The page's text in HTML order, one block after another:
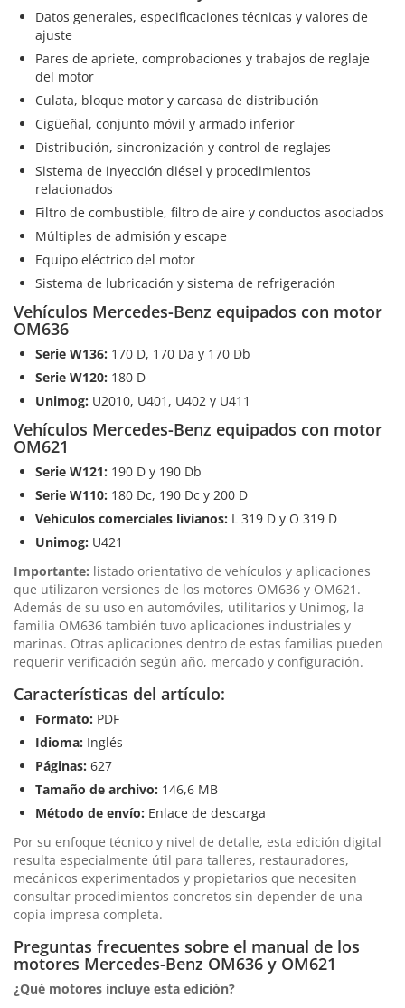
Datos generales, especificaciones técnicas y valores de
ajuste
Pares de apriete, comprobaciones y trabajos de reglaje
del motor
Culata, bloque motor y carcasa de distribución
Cigüeñal, conjunto móvil y armado inferior
Distribución, sincronización y control de reglajes
Sistema de inyección diésel y procedimientos
relacionados
Filtro de combustible, filtro de aire y conductos asociados
Múltiples de admisión y escape
Equipo eléctrico del motor
Sistema de lubricación y sistema de refrigeración
Vehículos Mercedes-Benz equipados con motor
OM636
Serie W136: 170 D, 170 Da y 170 Db
Serie W120: 180 D
Unimog: U2010, U401, U402 y U411
Vehículos Mercedes-Benz equipados con motor
OM621
Serie W121: 190 D y 190 Db
Serie W110: 180 Dc, 190 Dc y 200 D
Vehículos comerciales livianos: L 319 D y O 319 D
Unimog: U421
Importante: listado orientativo de vehículos y aplicaciones
que utilizaron versiones de los motores OM636 y OM621.
Además de su uso en automóviles, utilitarios y Unimog, la
familia OM636 también tuvo aplicaciones industriales y
marinas. Otras aplicaciones dentro de estas familias pueden
requerir verificación según año, mercado y configuración.
Características del artículo:
Formato: PDF
Idioma: Inglés
Páginas: 627
Tamaño de archivo: 146,6 MB
Método de envío: Enlace de descarga
Por su enfoque técnico y nivel de detalle, esta edición digital
resulta especialmente útil para talleres, restauradores,
mecánicos experimentados y propietarios que necesiten
consultar procedimientos concretos sin depender de una
copia impresa completa.
Preguntas frecuentes sobre el manual de los
motores Mercedes-Benz OM636 y OM621
¿Qué motores incluye esta edición?